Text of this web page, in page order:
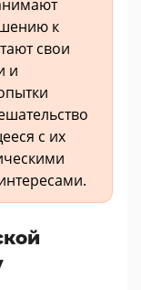
к
свои
и
с их